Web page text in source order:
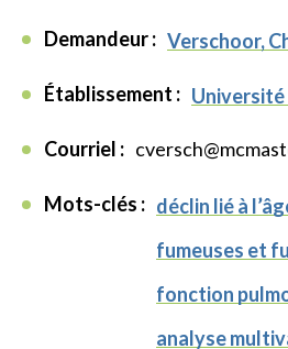
Demandeur : Verschoor,
Établissement :
Courriel :
Mots-clés : déclin lié à
fumeuses et
fonction
analyse